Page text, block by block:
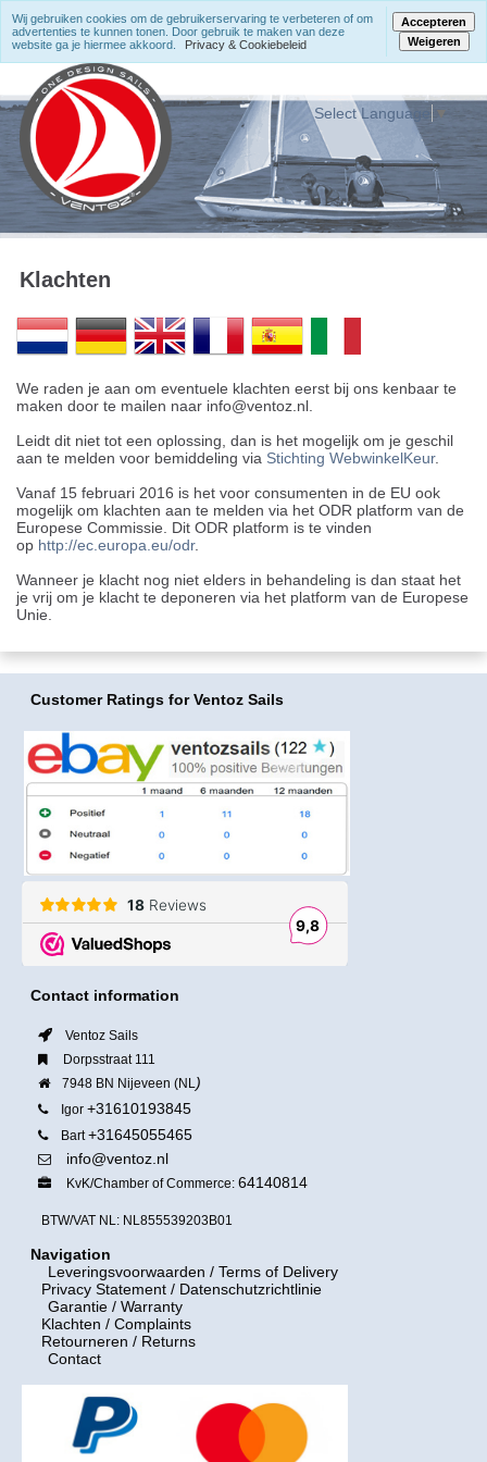
Select Language ▼
Klachten
We raden je aan om eventuele klachten eerst bij ons kenbaar te
maken door te mailen naar info@ventoz.nl.
Leidt dit niet tot een oplossing, dan is het mogelijk om je geschil
aan te melden voor bemiddeling via Stichting WebwinkelKeur.
Vanaf 15 februari 2016 is het voor consumenten in de EU ook
mogelijk om klachten aan te melden via het ODR platform van de
Europese Commissie. Dit ODR platform is te vinden
op http://ec.europa.eu/odr.
Wanneer je klacht nog niet elders in behandeling is dan staat het
je vrij om je klacht te deponeren via het platform van de Europese
Unie.
Customer Ratings for Ventoz Sails
Contact information
Ventoz Sails
Dorpsstraat 111
7948 BN Nijeveen (NL )
Igor +31610193845
Bart+31645055465
info@ventoz.nl
KvK/Chamber of Commerce: 64140814
BTW/VAT NL: NL855539203B01
Navigation
Leveringsvoorwaarden / Terms of Delivery
Privacy Statement / Datenschutzrichtlinie
Garantie / Warranty
Klachten / Complaints
Retourneren / Returns
Contact
Wij gebruiken cookies om de gebruikerservaring te verbeteren of om
advertenties te kunnen tonen. Door gebruik te maken van deze
website ga je hiermee akkoord.
Privacy & Cookiebeleid
Accepteren
Weigeren